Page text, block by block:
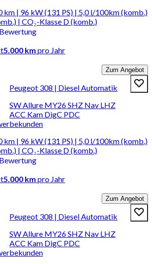
km | 96 kW (131 PS) | 5,0 l/100km (komb.)
| CO₂-Klasse D (komb.)
5.000 km pro Jahr
Zum Angebot
Peugeot 308 | Diesel Automatik
SW Allure MY26 SHZ Nav LHZ
ACC Kam DigC PDC
km | 96 kW (131 PS) | 5,0 l/100km (komb.)
| CO₂-Klasse D (komb.)
5.000 km pro Jahr
Zum Angebot
Peugeot 308 | Diesel Automatik
SW Allure MY26 SHZ Nav LHZ
ACC Kam DigC PDC